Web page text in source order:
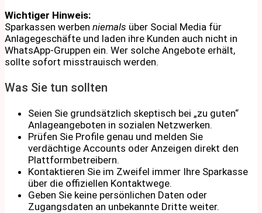
Wichtiger Hinweis:
Sparkassen werben niemals über Social Media für
Anlagegeschäfte und laden ihre Kunden auch nicht in
WhatsApp-Gruppen ein. Wer solche Angebote erhält,
sollte sofort misstrauisch werden.
Was Sie tun sollten
Seien Sie grundsätzlich skeptisch bei „zu guten“
Anlageangeboten in sozialen Netzwerken.
Prüfen Sie Profile genau und melden Sie
verdächtige Accounts oder Anzeigen direkt den
Plattformbetreibern.
Kontaktieren Sie im Zweifel immer Ihre Sparkasse
über die offiziellen Kontaktwege.
Geben Sie keine persönlichen Daten oder
Zugangsdaten an unbekannte Dritte weiter.